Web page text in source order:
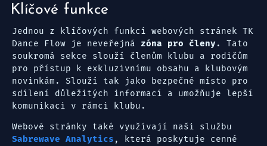
Klíčové funkce
Jednou z klíčových funkcí webových stránek TK
Dance Flow je neveřejná zóna pro členy . Tato
soukromá sekce slouží členům klubu a rodičům
pro přístup k exkluzivnímu obsahu a klubovým
novinkám. Slouží tak jako bezpečné místo pro
sdílení důležitých informací a umožňuje lepší
komunikaci v rámci klubu.
Webové stránky také využívají naši službu
Sabrewave Analytics , která poskytuje cenné